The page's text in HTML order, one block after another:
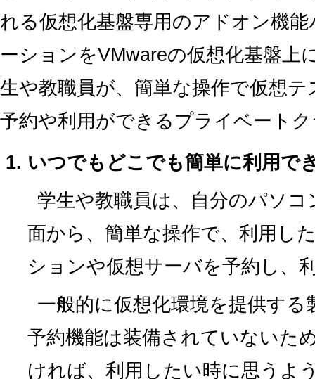
れる仮想化基盤専用のアドオン機
ーションをVMwareの仮想化基盤上
生や教職員が、簡単な操作で仮想
予約や利用ができるプライベート
いつでもどこでも簡単に利用で
学生や教職員は、自分のパソ
面から、簡単な操作で、利用し
ションや仮想サーバを予約し、
一般的に仮想化環境を提供す
予約機能は装備されていないた
ければ、利用したい時に思うよ